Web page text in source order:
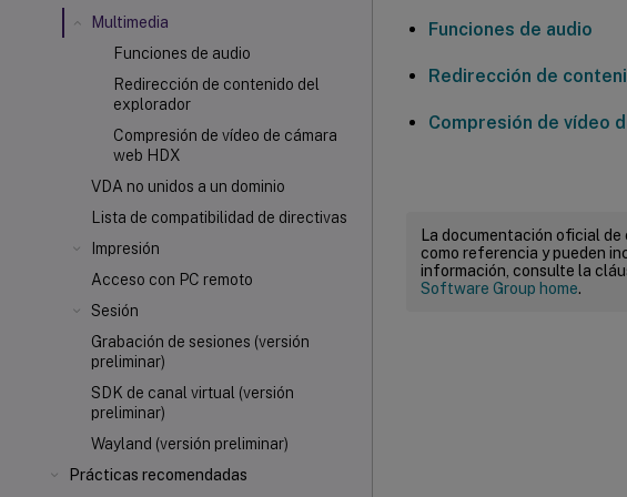
Multimedia
Funciones de audio
Redirección de contenido del
explorador
Compresión de vídeo de cámara
web HDX
VDA no unidos a un dominio
Lista de compatibilidad de directivas
Impresión
Acceso con PC remoto
Sesión
Grabación de sesiones (versión
preliminar)
SDK de canal virtual (versión
preliminar)
Wayland (versión preliminar)
Prácticas recomendadas
Funciones de audio
Redirección de
Compresión de vídeo
La documentación oficial de
como referencia y pueden
información, consulte la
Software Group home.